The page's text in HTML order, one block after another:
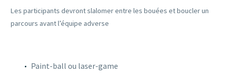
Les participants devront slalomer entre les bouées et boucler un
parcours avant l’équipe adverse
Paint-ball ou laser-game